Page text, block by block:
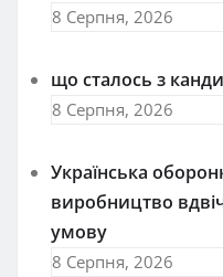
8 Серпня, 2026
що сталось з
8 Серпня, 2026
Українська
виробництво
умову
8 Серпня, 2026